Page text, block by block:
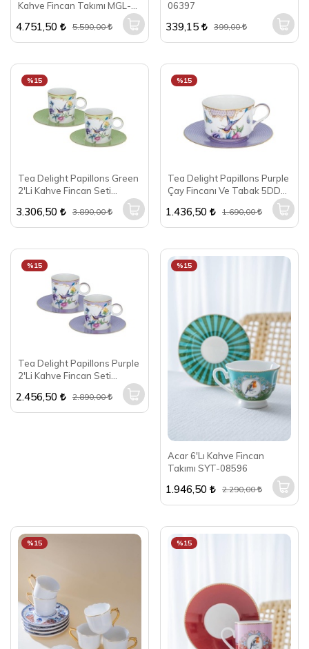
Kahve Fincan Takımı MGL-
4.751,50 5.590,00
06397
339,15 399,00
Tea Delight Papillons Green
2'Li Kahve Fincan Seti
%15
3.306,50 3.890,00
Tea Delight Papillons Purple
Çay Fincanı Ve Tabak 5DDC-
%15
1.436,50 1.690,00
Tea Delight Papillons Purple
2'Li Kahve Fincan Seti
%15
2.456,50 2.890,00
Acar 6'Lı Kahve Fincan
Takımı SYT-08596
%15
1.946,50 2.290,00
%15 %15